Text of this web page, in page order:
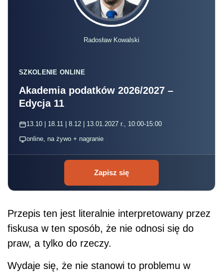
Radosław Kowalski
SZKOLENIE ONLINE
Akademia podatków 2026/2027 –
Edycja 11
13.10 | 18.11 | 8.12 | 13.01.2027 r., 10:00-15:00
online, na żywo + nagranie
Zapisz się
Przepis ten jest literalnie interpretowany przez
fiskusa w ten sposób, że nie odnosi się do
praw, a tylko do rzeczy.
Wydaje się, że nie stanowi to problemu w